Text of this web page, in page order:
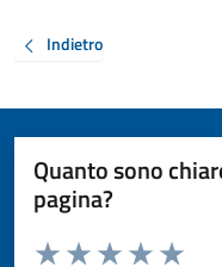
Indietro
Quanto sono
pagina?
Valuta da 1 a 5 stelle la